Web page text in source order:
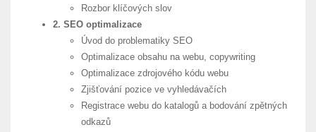
Rozbor klíčových slov
2. SEO optimalizace
Úvod do problematiky SEO
Optimalizace obsahu na webu, copywriting
Optimalizace zdrojového kódu webu
Zjišťování pozice ve vyhledávačích
Registrace webu do katalogů a bodování zpětných
odkazů